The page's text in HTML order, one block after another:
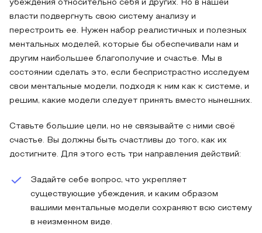
убеждения относительно себя и других. Но в нашей
власти подвергнуть свою систему анализу и
перестроить ее. Нужен набор реалистичных и полезных
ментальных моделей, которые бы обеспечивали нам и
другим наибольшее благополучие и счастье. Мы в
состоянии сделать это, если беспристрастно исследуем
свои ментальные модели, подходя к ним как к системе, и
решим, какие модели следует принять вместо нынешних.
Ставьте большие цели, но не связывайте с ними своё
счастье. Вы должны быть счастливы до того, как их
достигните. Для этого есть три направления действий:
Задайте себе вопрос, что укрепляет
существующие убеждения, и каким образом
вашими ментальные модели сохраняют всю систему
в неизменном виде.